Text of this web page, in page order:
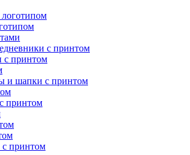
с принтом
с принтом
и шапки с принтом
принтом
с принтом